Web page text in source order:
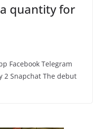
quantity for
Facebook Telegram
2 Snapchat The debut